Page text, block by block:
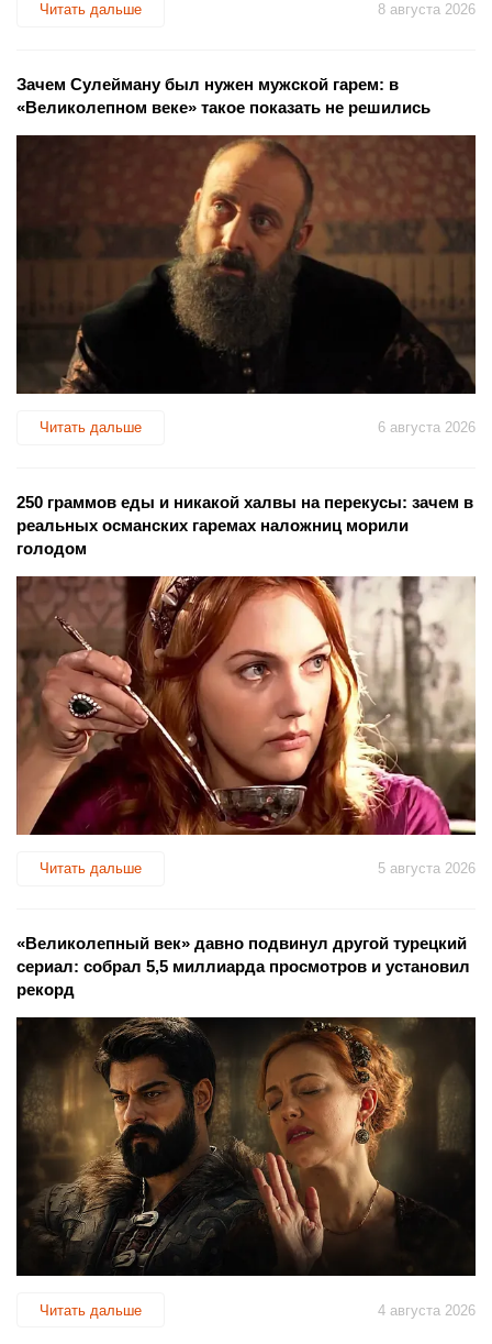
Читать дальше 8 августа 2026
Зачем Сулейману был нужен мужской гарем: в
«Великолепном веке» такое показать не решились
Читать дальше 6 августа 2026
250 граммов еды и никакой халвы на перекусы: зачем в
реальных османских гаремах наложниц морили
голодом
Читать дальше 5 августа 2026
«Великолепный век» давно подвинул другой турецкий
сериал: собрал 5,5 миллиарда просмотров и установил
рекорд
Читать дальше 4 августа 2026